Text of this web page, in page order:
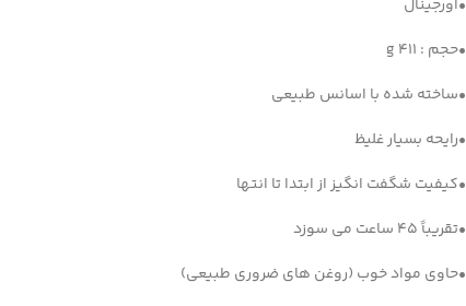
•اورجینال
•حجم : g 411
•ساخته شده با اسانس طبیعی
•رایحه بسیار غلیظ
•کیفیت شگفت انگیز از ابتدا تا انتها
•تقریباً 45 ساعت می سوزد
•حاوی مواد خوب (روغن های ضروری طبیعی)